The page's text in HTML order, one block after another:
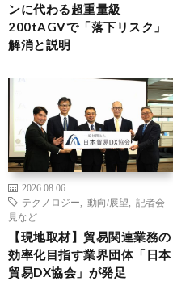
ンに代わる超重量級
200tAGVで「落下リスク」
解消と説明
2026.08.06
テクノロジー
動向/展望
記者会
見など
【現地取材】貿易関連業務の
効率化目指す業界団体「日本
貿易DX協会」が発足